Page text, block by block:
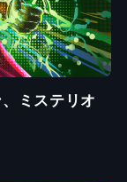
ミステリオ